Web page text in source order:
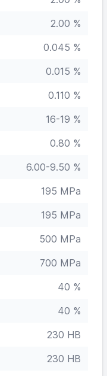
2.00 %
0.045 %
0.015 %
0.110 %
16-19 %
0.80 %
6.00-9.50 %
195 MPa
195 MPa
500 MPa
700 MPa
40 %
40 %
230 HB
230 HB